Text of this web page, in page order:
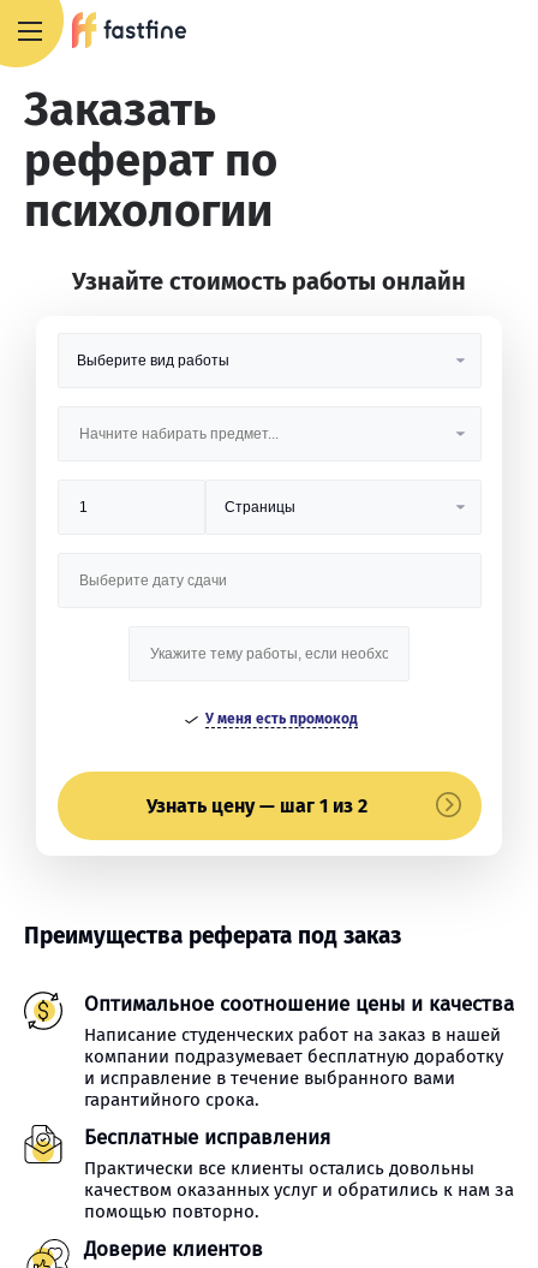
Заказать
реферат по
психологии
Узнайте стоимость работы онлайн
У меня есть промокод
Узнать цену — шаг 1 из 2
Преимущества реферата под заказ
Оптимальное соотношение цены и качества
Написание студенческих работ на заказ в нашей
компании подразумевает бесплатную доработку
и исправление в течение выбранного вами
гарантийного срока.
Бесплатные исправления
Практически все клиенты остались довольны
качеством оказанных услуг и обратились к нам за
помощью повторно.
Доверие клиентов